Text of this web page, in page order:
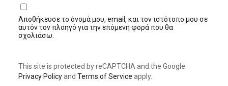
Αποθήκευσε το όνομά μου, email, και τον ιστότοπο μου σε
αυτόν τον πλοηγό για την επόμενη φορά που θα
σχολιάσω.
This site is protected by reCAPTCHA and the Google
Privacy Policyand Terms of Service apply.